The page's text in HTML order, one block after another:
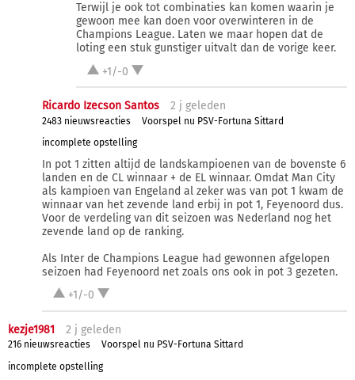
Terwijl je ook tot combinaties kan komen waarin je
gewoon mee kan doen voor overwinteren in de
Champions League. Laten we maar hopen dat de
loting een stuk gunstiger uitvalt dan de vorige keer.
+1/-0
Ricardo Izecson Santos 2 j geleden
2483 nieuwsreacties
Voorspel nu PSV-Fortuna Sittard
incomplete opstelling
In pot 1 zitten altijd de landskampioenen van de bovenste 6
landen en de CL winnaar + de EL winnaar. Omdat Man City
als kampioen van Engeland al zeker was van pot 1 kwam de
winnaar van het zevende land erbij in pot 1, Feyenoord dus.
Voor de verdeling van dit seizoen was Nederland nog het
zevende land op de ranking.
Als Inter de Champions League had gewonnen afgelopen
seizoen had Feyenoord net zoals ons ook in pot 3 gezeten.
+1/-0
kezje1981 2 j geleden
216 nieuwsreacties
Voorspel nu PSV-Fortuna Sittard
incomplete opstelling